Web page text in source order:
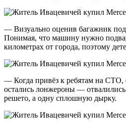
— Визуально оценив багажник под
Понимая, что машину нужно
километрах от города, поэтому
— Когда привёз к ребятам на СТО,
остались лонжероны —
решето, а одну сплошную дырку.